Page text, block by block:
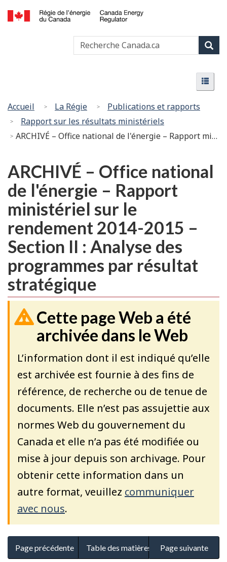
Passer
au
contenu
principal
Version
HTML
simplifiée
l’énergie
du
Canada
Vous
êtes
ici
Accueil La Régie
Publications et rapports
Rapport sur les résultats ministériels
ARCHIVÉ – Office national de l'énergie – Rapport ministériel sur le rendement 2014-2015 – Section II : Analyse des programmes par résultat stratégique
ARCHIVÉ – Office national
de l'énergie – Rapport
ministériel sur le
rendement 2014-2015 –
Section II : Analyse des
programmes par résultat
stratégique
Cette page Web a été
archivée dans le Web
L’information dont il est indiqué qu’elle
est archivée est fournie à des fins de
référence, de recherche ou de tenue de
documents. Elle n’est pas assujettie aux
normes Web du gouvernement du
Canada et elle n’a pas été modifiée ou
mise à jour depuis son archivage. Pour
obtenir cette information dans un
autre format, veuillez communiquer
avec nous.
Page précédente Table des matières Page suivante